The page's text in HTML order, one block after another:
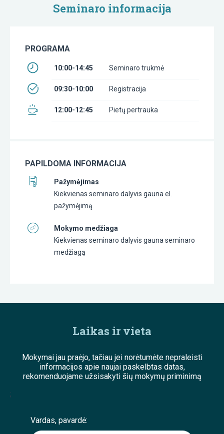
Seminaro informacija
PROGRAMA
10:00-14:45 Seminaro trukmė
09:30-10:00 Registracija
12:00-12:45 Pietų pertrauka
PAPILDOMA INFORMACIJA
Pažymėjimas
Kiekvienas seminaro dalyvis gauna el.
pažymėjimą.
Mokymo medžiaga
Kiekvienas seminaro dalyvis gauna seminaro
medžiagą
Laikas ir vieta
Mokymai jau praėjo, tačiau jei norėtumėte nepraleisti
informacijos apie naujai paskelbtas datas,
rekomenduojame užsisakyti šių mokymų priminimą
;
Vardas, pavardė: